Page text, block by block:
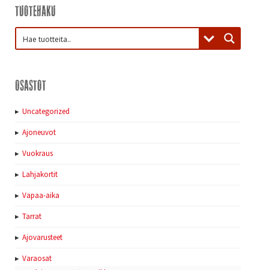
Tuotehaku
Osastot
Uncategorized
Ajoneuvot
Vuokraus
Lahjakortit
Vapaa-aika
Tarrat
Ajovarusteet
Varaosat